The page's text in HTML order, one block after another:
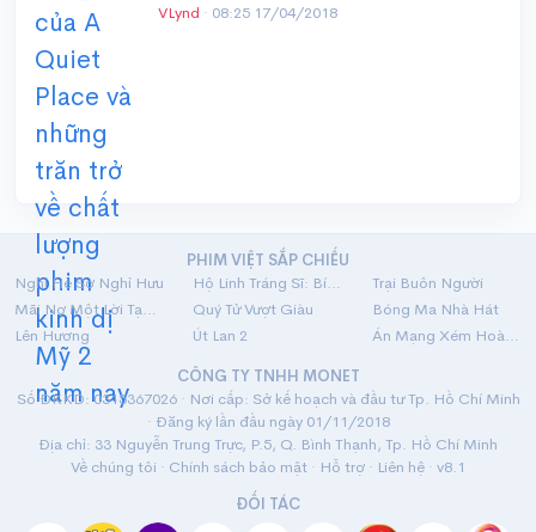
VLynd · 08:25 17/04/2018
PHIM VIỆT SẮP CHIẾU
Nghỉ Hè Sợ Nghỉ Hưu
Hộ Linh Tráng Sĩ: Bí Ẩn Mộ Vua Đinh
Trại Buôn Người
Mãi Nợ Một Lời Tạm Biệt
Quý Tử Vượt Giàu
Bóng Ma Nhà Hát
Lên Hương
Út Lan 2
Án Mạng Xém Hoàn Hảo
CÔNG TY TNHH MONET
Số ĐKKD: 0315367026 · Nơi cấp: Sở kế hoạch và đầu tư Tp. Hồ Chí Minh
· Đăng ký lần đầu ngày 01/11/2018
Địa chỉ: 33 Nguyễn Trung Trực, P.5, Q. Bình Thạnh, Tp. Hồ Chí Minh
Về chúng tôi · Chính sách bảo mật · Hỗ trợ · Liên hệ · v8.1
ĐỐI TÁC